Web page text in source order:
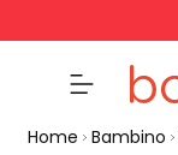
Home Bambino